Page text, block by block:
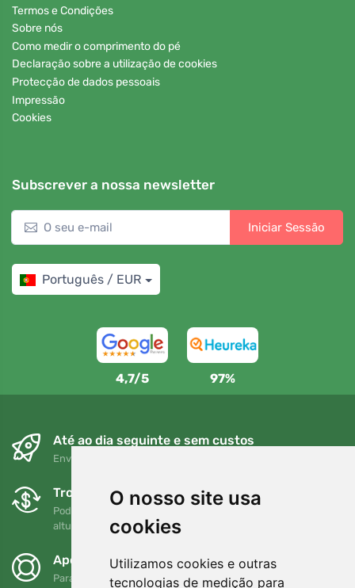
O nosso site usa
cookies
Utilizamos cookies e outras
tecnologias de medição para
Termos e Condições
Sobre nós
Como medir o comprimento do pé
Declaração sobre a utilização de cookies
Protecção de dados pessoais
Impressão
Cookies
Subscrever a nossa newsletter
Iniciar Sessão
Português / EUR
4,7/5 97%
Até ao dia seguinte e sem custos
Envio gratuito para encomendas superiores a 80 EUR
Trocas e devoluções gratuitas
Pode devolver ou trocar a sua encomenda em qualquer
altura no prazo de 90 dias
Apoiamos a Trees.org
Para cada encomenda plantamos uma árvore! Leia mais